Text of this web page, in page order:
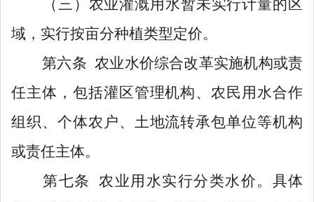
（三） 农业灌溉用水暂未实行计量的区
域，实行按亩分种植类型定价。
第六条 农业水价综合改革实施机构或责
任主体，包括灌区管理机构、农民用水合作
组织、个体农户、土地流转承包单位等机构
或责任主体。
第七条
农业用水实行分类水价。具体